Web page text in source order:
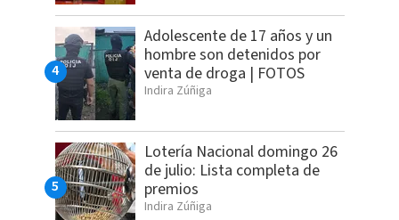
Adolescente de 17 años y un
hombre son detenidos por
venta de droga | FOTOS
Indira Zúñiga
Lotería Nacional domingo 26
de julio: Lista completa de
premios
Indira Zúñiga